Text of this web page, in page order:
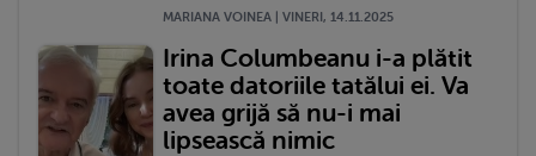
MARIANA VOINEA | VINERI, 14.11.2025
Irina Columbeanu i-a plătit
toate datoriile tatălui ei. Va
avea grijă să nu-i mai
lipsească nimic